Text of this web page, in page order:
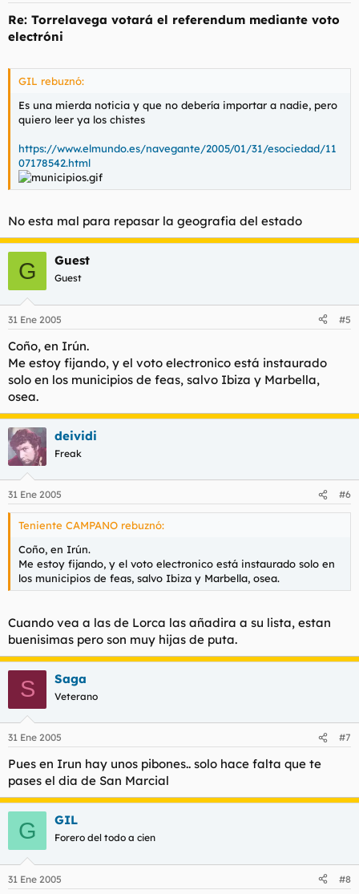
Re: Torrelavega votará el referendum mediante voto
electróni
GIL rebuznó:
Es una mierda noticia y que no debería importar a nadie, pero
quiero leer ya los chistes
https://www.elmundo.es/navegante/2005/01/31/esociedad/11
07178542.html
No esta mal para repasar la geografia del estado
G Guest
Guest
31 Ene 2005 #5
Coño, en Irún.
Me estoy fijando, y el voto electronico está instaurado
solo en los municipios de feas, salvo Ibiza y Marbella,
osea.
deividi
Freak
31 Ene 2005 #6
Teniente CAMPANO rebuznó:
Coño, en Irún.
Me estoy fijando, y el voto electronico está instaurado solo en
los municipios de feas, salvo Ibiza y Marbella, osea.
Cuando vea a las de Lorca las añadira a su lista, estan
buenisimas pero son muy hijas de puta.
S Saga
Veterano
31 Ene 2005 #7
Pues en Irun hay unos pibones.. solo hace falta que te
pases el dia de San Marcial
G GIL
Forero del todo a cien
31 Ene 2005 #8